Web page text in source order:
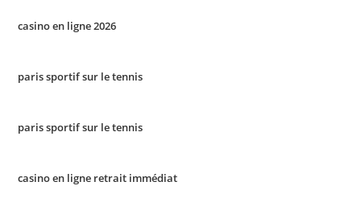
casino en ligne 2026
paris sportif sur le tennis
paris sportif sur le tennis
casino en ligne retrait immédiat